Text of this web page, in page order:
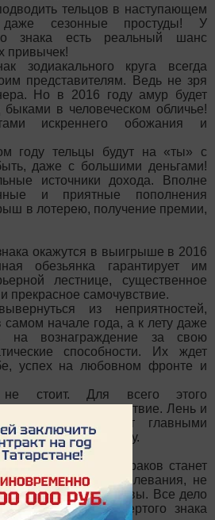
тельцов в наступающем
сезонные простуды! У
знака есть реальный шанс
привычек!
зодиакального круга всегда
представителям. Ведь не зря
Но в 2016 году амур будет
быками в человеческом обличье!
искреннего обожания и
году тельцы будут на «ты» с
даже с большими деньгами!
источники дохода. Вполне
и приятные пополнения
в лотерею, получение премии,
окажутся в выигрыше в 2016
обезьянка гарантирует им
лестнице, существенное
прекрасное самочувствие.
из неприятностей,
начале года, а к лету даже
на вознаграждение за свою
способности. Их ждет
успех на любовном фронте и
не стоит. Для всего этого
возможное препятствие. Лень и
силах станут главными
2016 году.
года для раков станет
хронические заболевания, не
и нервные срывы. Все дело
четвертого знака